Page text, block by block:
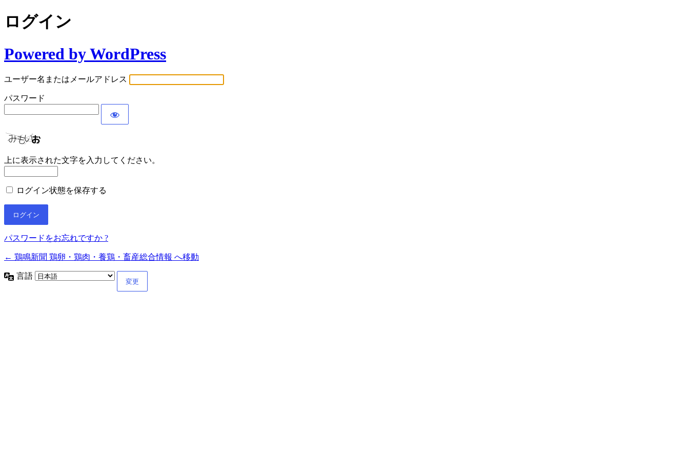
ログイン
Powered by WordPress
ユーザー名またはメールアドレス
パスワード
上に表示された文字を入力してください。
ログイン状態を保存する
パスワードをお忘れですか ?
← 鶏鳴新聞 鶏卵・鶏肉・養鶏・畜産総合情報 へ移動
言語